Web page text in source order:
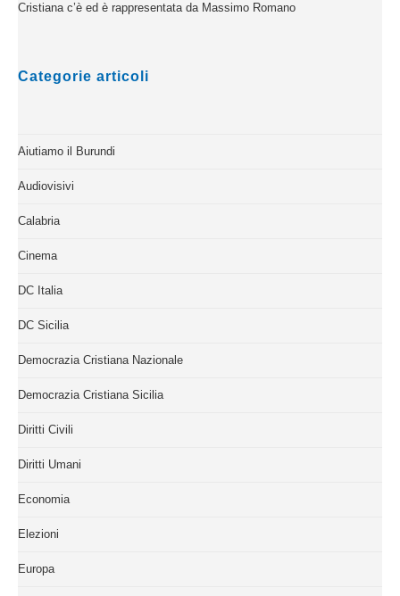
Cristiana c’è ed è rappresentata da Massimo Romano
Categorie articoli
Aiutiamo il Burundi
Audiovisivi
Calabria
Cinema
DC Italia
DC Sicilia
Democrazia Cristiana Nazionale
Democrazia Cristiana Sicilia
Diritti Civili
Diritti Umani
Economia
Elezioni
Europa